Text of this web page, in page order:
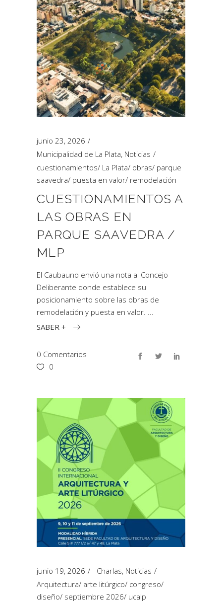
junio 23, 2026
Municipalidad de La Plata, Noticias
cuestionamientos/ La Plata/ obras/ parque
saavedra/ puesta en valor/ remodelación
CUESTIONAMIENTOS A
LAS OBRAS EN
PARQUE SAAVEDRA /
MLP
El Caubauno envió una nota al Concejo
Deliberante donde establece su
posicionamiento sobre las obras de
remodelación y puesta en valor.
SABER +
0 Comentarios
0
junio 19, 2026 Charlas, Noticias
Arquitectura/ arte litúrgico/ congreso/
diseño/ septiembre 2026/ ucalp